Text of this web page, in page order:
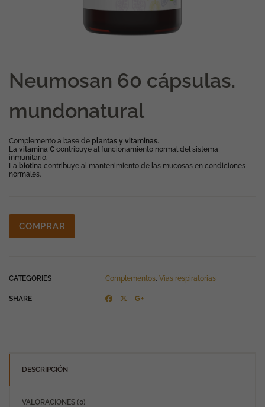
Neumosan 60 cápsulas.
mundonatural
Complemento a base de plantas y vitaminas.
La vitamina C contribuye al funcionamiento normal del sistema
inmunitario.
La biotina contribuye al mantenimiento de las mucosas en condiciones
normales.
COMPRAR
CATEGORIES Complementos, Vías respiratorias
SHARE
DESCRIPCIÓN
VALORACIONES (0)